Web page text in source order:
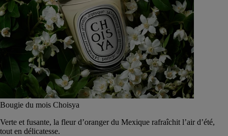
Bougie du mois Choisya
Verte et fusante, la fleur d’oranger du Mexique rafraîchit l’air d’été,
tout en délicatesse.